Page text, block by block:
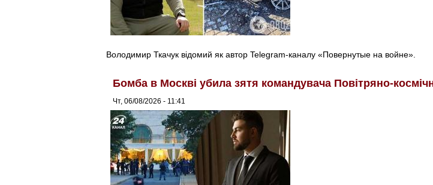
Володимир Ткачук відомий як автор Telegram-каналу «Повернутые на войне».
Бомба в Москві убила зятя командувача Повітряно-
Чт, 06/08/2026 - 11:41